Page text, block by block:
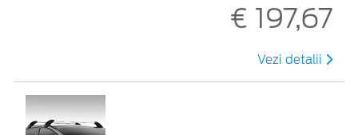
€ 197,67
Vezi detalii